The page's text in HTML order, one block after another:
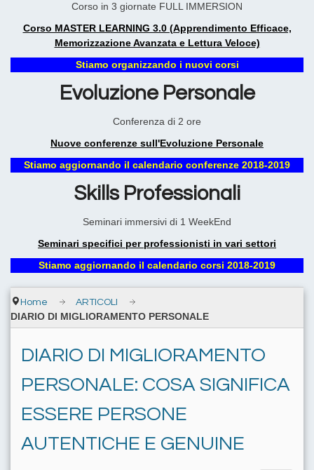
Corso in 3 giornate FULL IMMERSION
Corso MASTER LEARNING 3.0 (Apprendimento Efficace,
Memorizzazione Avanzata e Lettura Veloce)
Stiamo organizzando i nuovi corsi
Evoluzione Personale
Conferenza di 2 ore
Nuove conferenze sull'Evoluzione Personale
Stiamo aggiornando il calendario conferenze 2018-2019
Skills Professionali
Seminari immersivi di 1 WeekEnd
Seminari specifici per professionisti in vari settori
Stiamo aggiornando il calendario corsi 2018-2019
Home ARTICOLI
DIARIO DI MIGLIORAMENTO PERSONALE
DIARIO DI MIGLIORAMENTO
PERSONALE: COSA SIGNIFICA
ESSERE PERSONE
AUTENTICHE E GENUINE